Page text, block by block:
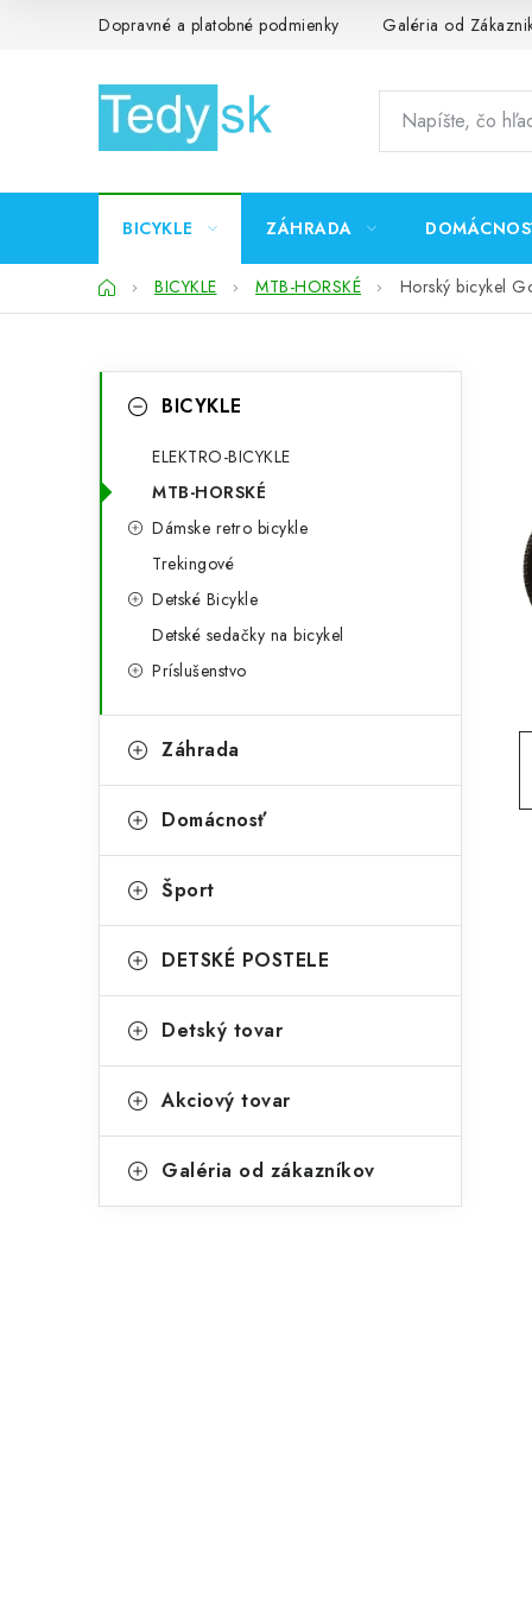
Dopravné a platobné podmienky Galéria od
BICYKLE ZÁHRADA
DomovBICYKLE MTB-HORSKÉ Horský bicykel
č
n
l
kategórie
e
e
BICYKLE
ELEKTRO-BICYKLE
MTB-HORSKÉ
Dámske retro bicykle
Trekingové
Detské Bicykle
Detské sedačky na bicykel
Príslušenstvo
Záhrada
Domácnosť
Šport
DETSKÉ POSTELE
Detský tovar
Akciový tovar
Galéria od zákazníkov